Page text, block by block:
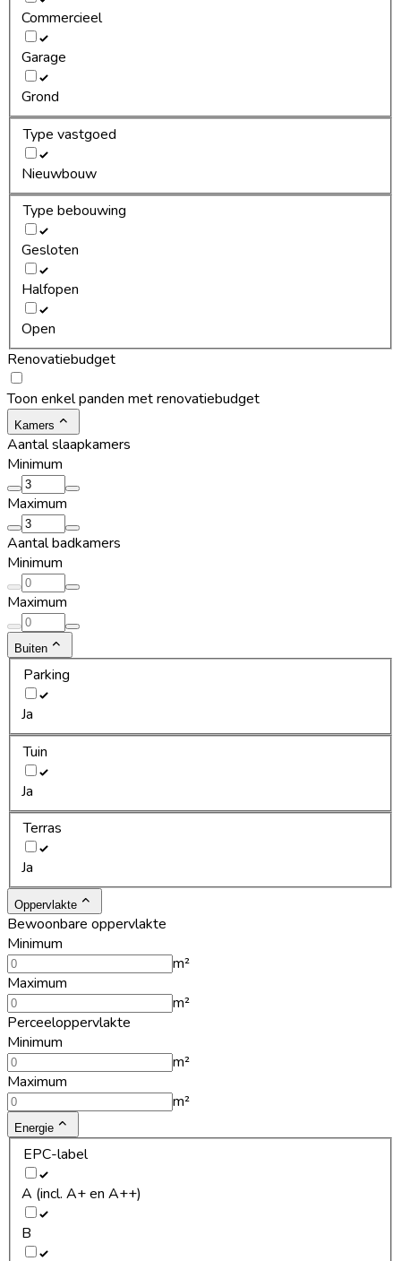
Commercieel
Garage
Grond
Type vastgoed
Nieuwbouw
Type bebouwing
Gesloten
Halfopen
Open
Renovatiebudget
Toon enkel panden met renovatiebudget
Kamers
Aantal slaapkamers
Minimum
Maximum
Aantal badkamers
Minimum
Maximum
Buiten
Parking
Ja
Tuin
Ja
Terras
Ja
Oppervlakte
Bewoonbare oppervlakte
Minimum
m²
Maximum
m²
Perceeloppervlakte
Minimum
m²
Maximum
m²
Energie
EPC-label
A (incl. A+ en A++)
B